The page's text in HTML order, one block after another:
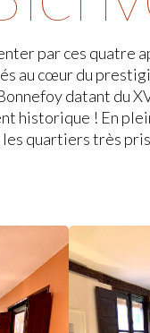
par ces quatre
au cœur du
datant du
historique ! En
les quartiers très
pourrez profiter
d’architecture,
d’art de vivre… et